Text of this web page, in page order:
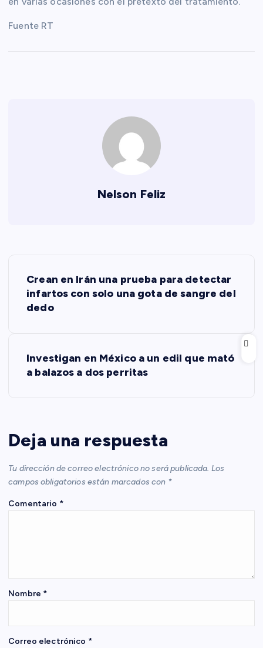
Fuente RT
Nelson Feliz
c
i
ó
e
Crean en Irán una prueba para detectar
infartos con solo una gota de sangre del
dedo
Investigan en México a un edil que mató
a balazos a dos perritas
Deja una respuesta
Tu dirección de correo electrónico no será publicada. Los
campos obligatorios están marcados con *
Comentario *
Nombre *
Correo electrónico *